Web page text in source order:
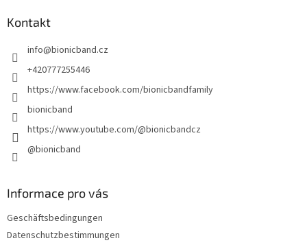
Kontakt
info@bionicband.cz
+420777255446
https://www.facebook.com/bionicbandfamily
bionicband
https://www.youtube.com/@bionicbandcz
@bionicband
Informace pro vás
Geschäftsbedingungen
Datenschutzbestimmungen